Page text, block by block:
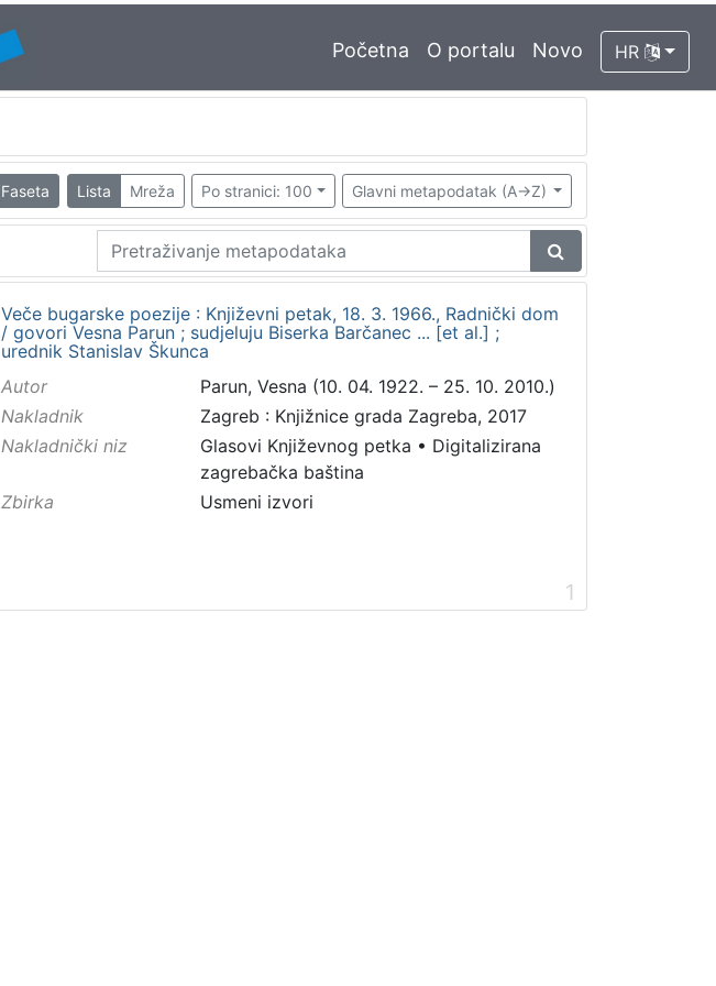
Početna O portalu Novo HR
Faseta Lista Mreža Po stranici: 100 Glavni metapodatak (A->Z)
Veče bugarske poezije : Književni petak, 18. 3. 1966., Radnički dom
/ govori Vesna Parun ; sudjeluju Biserka Barčanec ... [et al.] ;
urednik Stanislav Škunca
Autor
Parun, Vesna (10. 04. 1922. – 25. 10. 2010.)
Nakladnik
Zagreb : Knjižnice grada Zagreba, 2017
Nakladnički niz
Glasovi Književnog petka • Digitalizirana
zagrebačka baština
Zbirka
Usmeni izvori
1